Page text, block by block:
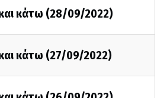
κάτω (28/09/2022)
κάτω (27/09/2022)